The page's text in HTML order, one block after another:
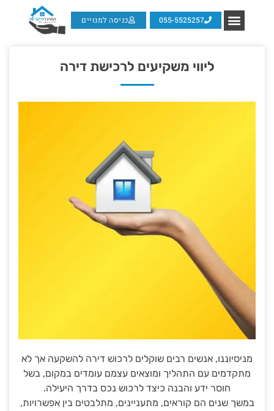
055-5525257 כניסה למנויים
ליווי משקיעים לרכישת דירה
מניסיוננו, אנשים רבים שוקלים לרכוש דירה להשקעה אך לא
מתקדמים עם התהליך ומוצאים עצמם עומדים במקום, בשל
חוסר ידע והבנה כיצד לרכוש נכס בדרך היעילה.
במשך שנים הם קוראים, מתעניינים, מתלבטים בין אפשרויות,